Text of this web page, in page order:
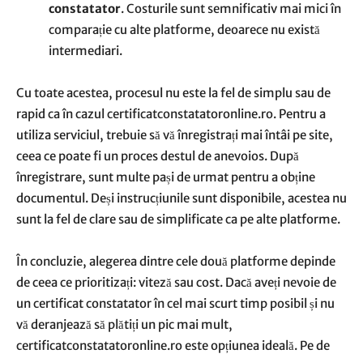
constatator. Costurile sunt semnificativ mai mici în
comparație cu alte platforme, deoarece nu există
intermediari.
Cu toate acestea, procesul nu este la fel de simplu sau de
rapid ca în cazul certificatconstatatoronline.ro. Pentru a
utiliza serviciul, trebuie să vă înregistrați mai întâi pe site,
ceea ce poate fi un proces destul de anevoios. După
înregistrare, sunt multe pași de urmat pentru a obține
documentul. Deși instrucțiunile sunt disponibile, acestea nu
sunt la fel de clare sau de simplificate ca pe alte platforme.
În concluzie, alegerea dintre cele două platforme depinde
de ceea ce prioritizați: viteză sau cost. Dacă aveți nevoie de
un certificat constatator în cel mai scurt timp posibil și nu
vă deranjează să plătiți un pic mai mult,
certificatconstatatoronline.ro este opțiunea ideală. Pe de